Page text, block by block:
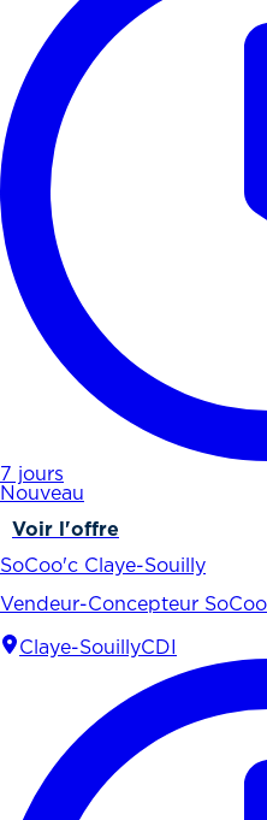
7 jours
Nouveau
Voir l'offre
SoCoo'c Claye-Souilly
Vendeur-Concepteur
Claye-SouillyCDI